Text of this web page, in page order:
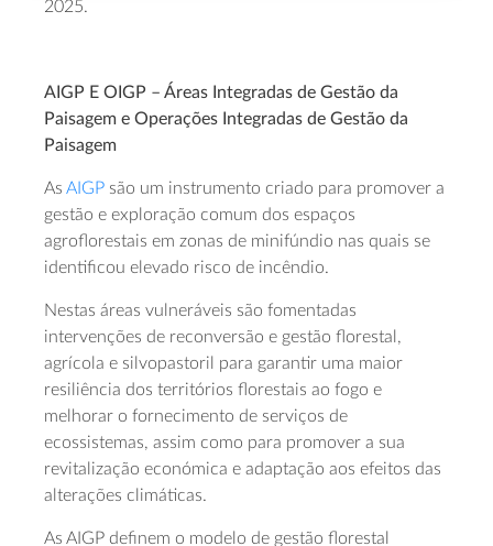
2025.
AIGP E OIGP – Áreas Integradas de Gestão da
Paisagem e Operações Integradas de Gestão da
Paisagem
As AIGP são um instrumento criado para promover a
gestão e exploração comum dos espaços
agroflorestais em zonas de minifúndio nas quais se
identificou elevado risco de incêndio.
Nestas áreas vulneráveis são fomentadas
intervenções de reconversão e gestão florestal,
agrícola e silvopastoril para garantir uma maior
resiliência dos territórios florestais ao fogo e
melhorar o fornecimento de serviços de
ecossistemas, assim como para promover a sua
revitalização económica e adaptação aos efeitos das
alterações climáticas.
As AIGP definem o modelo de gestão florestal